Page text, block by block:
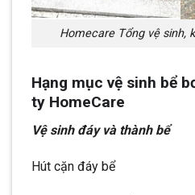
Homecare Tổng vệ sinh,
Hạng mục vệ sinh bể
ty HomeCare
Vệ sinh đáy và thành bể
Hút cặn đáy bể